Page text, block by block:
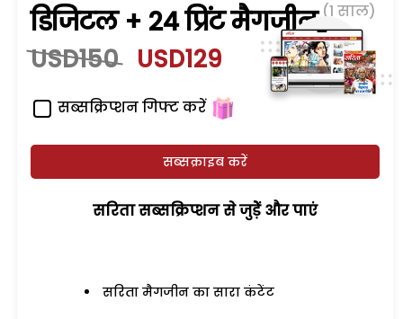
डिजिटल + 24 प्रिंट मैगजीन (1 साल)
USD150 USD129
सब्सक्रिप्शन गिफ्ट करें
सब्सक्राइब करें
सरिता सब्सक्रिप्शन से जुड़ेें और पाएं
सरिता मैगजीन का सारा कंटेंट